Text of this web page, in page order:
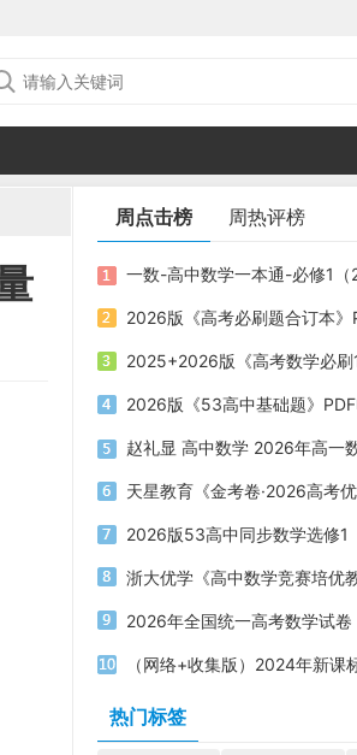
周点击榜 周热评榜
2026版《53高中基础题》
2026版53高中同步数学选修1
热门标签